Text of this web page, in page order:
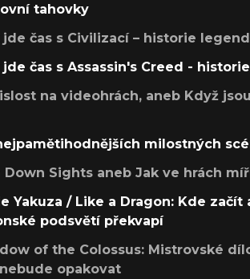
tahovky
jde čas s Civilizací – historie
jde čas s Assassin's Creed -
na videohrách, aneb Když
milostných
Down Sights aneb Jak ve hrách
Yakuza / Like a Dragon: Kde začít
podsvětí překvapí
of the Colossus: Mistrovské
opakovat